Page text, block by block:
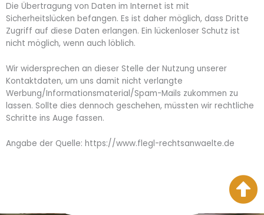
Die Übertragung von Daten im Internet ist mit
Sicherheitslücken befangen. Es ist daher möglich, dass Dritte
Zugriff auf diese Daten erlangen. Ein lückenloser Schutz ist
nicht möglich, wenn auch löblich.
Wir widersprechen an dieser Stelle der Nutzung unserer
Kontaktdaten, um uns damit nicht verlangte
Werbung/Informationsmaterial/Spam-Mails zukommen zu
lassen. Sollte dies dennoch geschehen, müssten wir rechtliche
Schritte ins Auge fassen.
Angabe der Quelle: https://www.flegl-rechtsanwaelte.de